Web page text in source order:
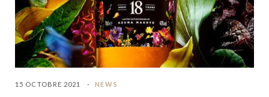
15 OCTOBRE 2021 NEWS